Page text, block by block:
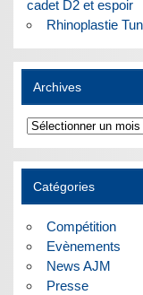
cadet D2 et espoir
Rhinoplastie
Archives
Archives
Catégories
Compétition
Evènements
News AJM
Presse